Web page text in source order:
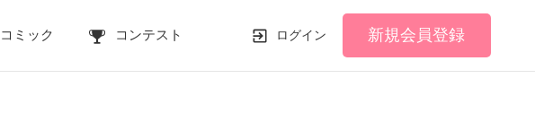
コミック コンテスト ログイン 新規会員登録